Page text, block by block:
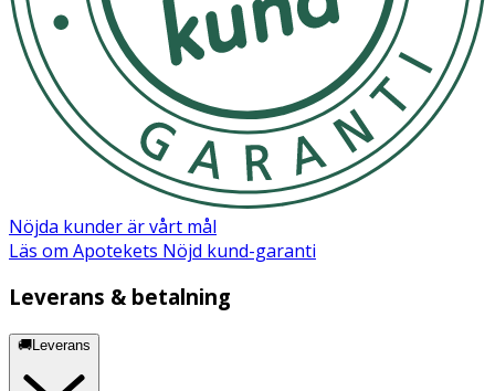
Nöjda kunder är vårt mål
Läs om Apotekets Nöjd kund-garanti
Leverans & betalning
🚚Leverans